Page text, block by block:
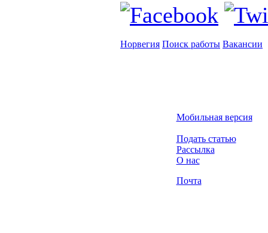
Норвегия Поиск работы Вакансии
Мобильная версия
Подать статью
Рассылка
О нас
Почта